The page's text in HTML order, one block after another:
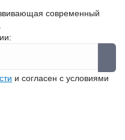
современный
и согласен с условиями